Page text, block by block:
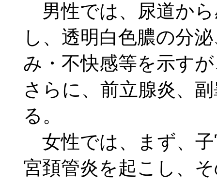
男性では、尿道か
し、透明白色膿の分
み・不快感等を示す
さらに、前立腺炎、
る。
女性では、まず、子
宮頚管炎を起こし、